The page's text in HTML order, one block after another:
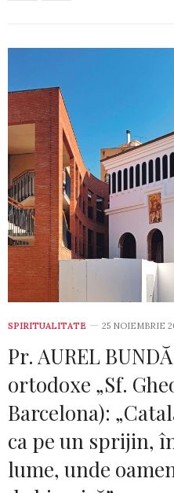
SPIRITUALITATE 25 NOIEMBRIE
Pr. AUREL
ortodoxe „Sf.
Barcelona):
ca pe un sprijin,
lume, unde